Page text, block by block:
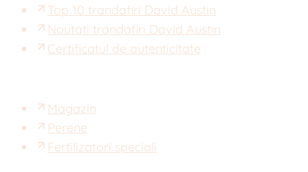
Top 10 trandafiri David Austin
Noutati trandafiri David Austin
Certificatul de autenticitate
Magazin
Perene
Fertilizatori speciali